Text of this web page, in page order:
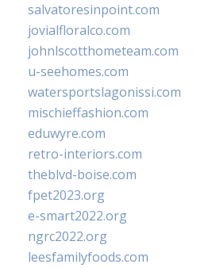
salvatoresinpoint.com
jovialfloralco.com
johnlscotthometeam.com
u-seehomes.com
watersportslagonissi.com
mischieffashion.com
eduwyre.com
retro-interiors.com
theblvd-boise.com
fpet2023.org
e-smart2022.org
ngrc2022.org
leesfamilyfoods.com